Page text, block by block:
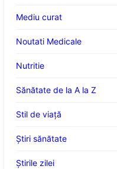
Mediu curat
Noutati Medicale
Nutritie
Sănătate de la A la Z
Stil de viaţă
Ştiri sănătate
Știrile zilei